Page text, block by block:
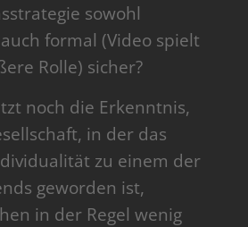
sowohl
formal (Video spielt
Rolle) sicher?
noch die Erkenntnis,
in der das
zu einem der
geworden ist,
in der Regel wenig